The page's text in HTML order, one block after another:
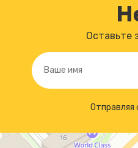
Оставьте
Отправляя